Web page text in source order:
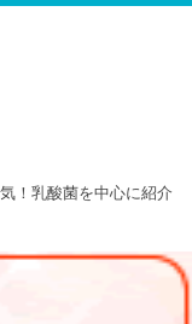
！乳酸菌を中心に紹介